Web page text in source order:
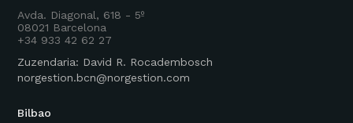
Avda. Diagonal, 618 - 5º
08021 Barcelona
+34 933 42 62 27
Zuzendaria: David R. Rocadembosch
norgestion.bcn@norgestion.com
Bilbao